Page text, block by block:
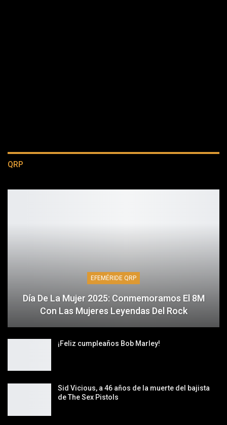
QRP
EFEMÉRIDE QRP
Día De La Mujer 2025: Conmemoramos El 8M
Con Las Mujeres Leyendas Del Rock
¡Feliz cumpleaños Bob Marley!
Sid Vicious, a 46 años de la muerte del bajista
de The Sex Pistols